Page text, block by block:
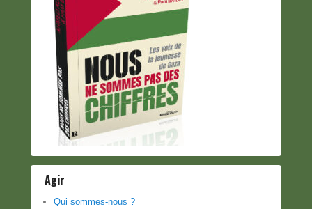
Agir
Qui sommes-nous ?